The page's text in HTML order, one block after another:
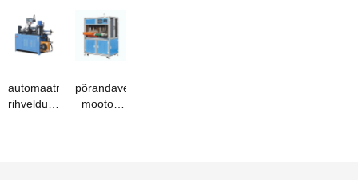
automaatne
mulgustusmasin
automaatne
rihveldusmasin
põrandaventilaatori
mootori